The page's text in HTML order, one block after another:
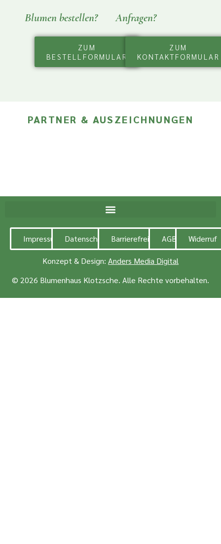
Blumen bestellen?
ZUM
BESTELLFORMULAR
Anfragen?
ZUM
KONTAKTFORMULAR
PARTNER & AUSZEICHNUNGEN
Impressum Datenschutz BarrierefreiheitAGB Widerruf
Konzept & Design: Anders Media Digital
© 2026 Blumenhaus Klotzsche. Alle Rechte vorbehalten.